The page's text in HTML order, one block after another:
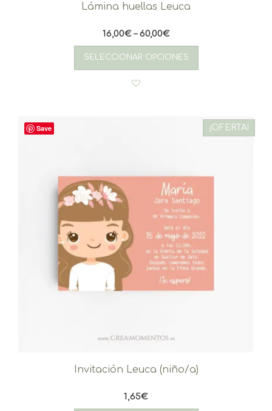
Lámina huellas Leuca
16,00€–60,00€
SELECCIONAR OPCIONES
Este
pueden
página
producto
Save ¡OFERTA!
Invitación Leuca (niño/a)
1,65€